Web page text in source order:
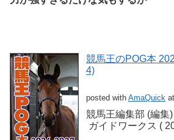
競馬王のPOG本
4)
posted with AmaQuick
競馬王編集部 (編集)
ガイドワークス (‎